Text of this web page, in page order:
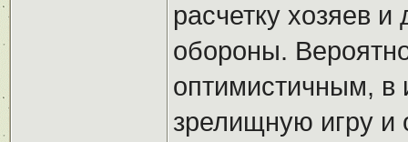
расчетку хозяев
обороны.
оптимистичным, в
зрелищную игру и